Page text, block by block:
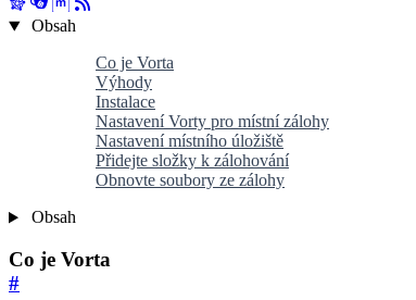
Obsah
Co je Vorta
Výhody
Instalace
Nastavení Vorty pro místní zálohy
Nastavení místního úložiště
Přidejte složky k zálohování
Obnovte soubory ze zálohy
Obsah
Co je Vorta
#